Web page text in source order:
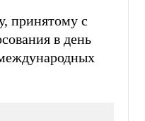
принятому с
в день